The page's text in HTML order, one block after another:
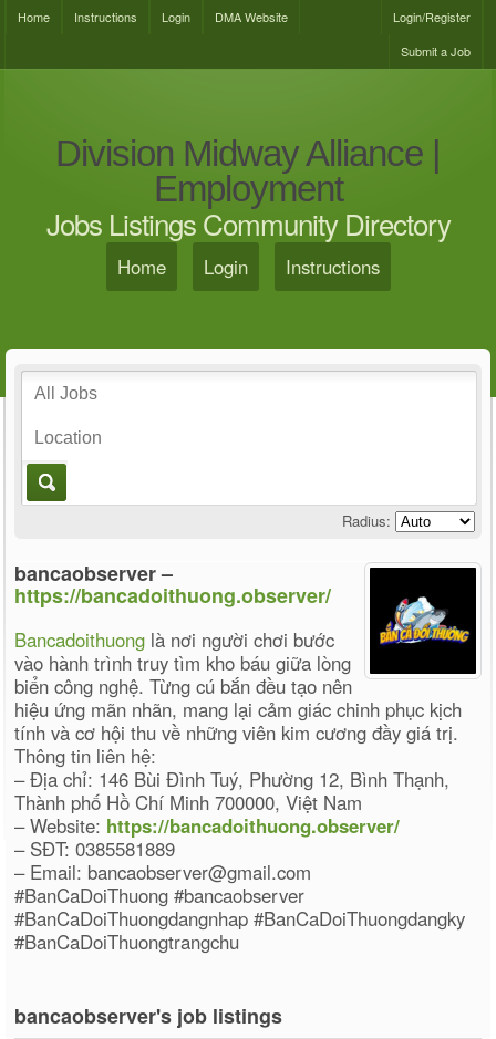
Home Instructions Login DMA Website
Login/Register
Submit a Job
Division Midway Alliance |
Employment
Jobs Listings Community Directory
Home Login Instructions
Radius:
bancaobserver –
https://bancadoithuong.observer/
Bancadoithuong là nơi người chơi bước
vào hành trình truy tìm kho báu giữa lòng
biển công nghệ. Từng cú bắn đều tạo nên
hiệu ứng mãn nhãn, mang lại cảm giác chinh phục kịch
tính và cơ hội thu về những viên kim cương đầy giá trị.
Thông tin liên hệ:
– Địa chỉ: 146 Bùi Đình Tuý, Phường 12, Bình Thạnh,
Thành phố Hồ Chí Minh 700000, Việt Nam
– Website: https://bancadoithuong.observer/
– SĐT: 0385581889
– Email: bancaobserver@gmail.com
#BanCaDoiThuong #bancaobserver
#BanCaDoiThuongdangnhap #BanCaDoiThuongdangky
#BanCaDoiThuongtrangchu
bancaobserver's job listings